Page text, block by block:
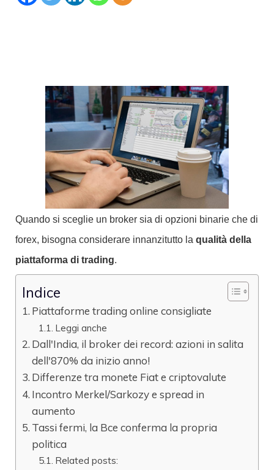
Quando si sceglie un broker sia di opzioni binarie che di
forex, bisogna considerare innanzitutto la qualità della
piattaforma di trading.
Indice
Piattaforme trading online consigliate
Leggi anche
Dall'India, il broker dei record: azioni in salita
dell'870% da inizio anno!
Differenze tra monete Fiat e criptovalute
Incontro Merkel/Sarkozy e spread in
aumento
Tassi fermi, la Bce conferma la propria
politica
Related posts: